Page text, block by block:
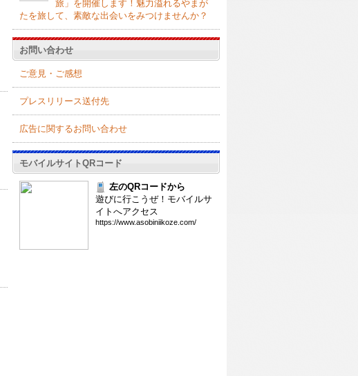
旅」を開催します！魅力溢れるやまが
たを旅して、素敵な出会いをみつけませんか？
お問い合わせ
ご意見・ご感想
プレスリリース送付先
広告に関するお問い合わせ
モバイルサイトQRコード
左のQRコードから
遊びに行こうぜ！モバイルサ
イトへアクセス
https://www.asobiniikoze.com/